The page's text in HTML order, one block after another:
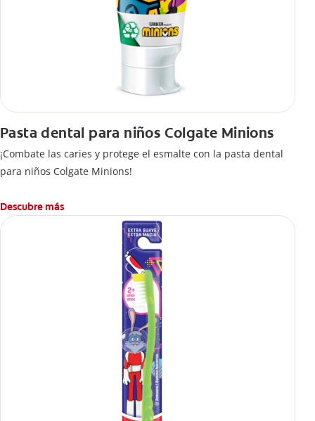
Pasta dental para niños Colgate Minions
¡Combate las caries y protege el esmalte con la pasta dental
para niños Colgate Minions!
Descubre más